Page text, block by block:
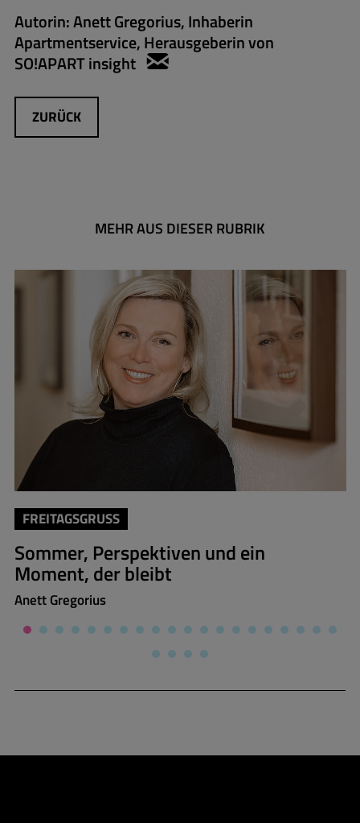
Autorin:Anett Gregorius, Inhaberin
Apartmentservice, Herausgeberin von
SO!APART insight
ZURÜCK
MEHR AUS DIESER RUBRIK
FREITAGSGRUSS
Sommer, Perspektiven und ein
Moment, der bleibt
Anett Gregorius